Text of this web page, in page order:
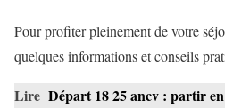
Pour profiter pleinement de votre
quelques informations et conseils
Lire Départ 18 25 ancv : partir en